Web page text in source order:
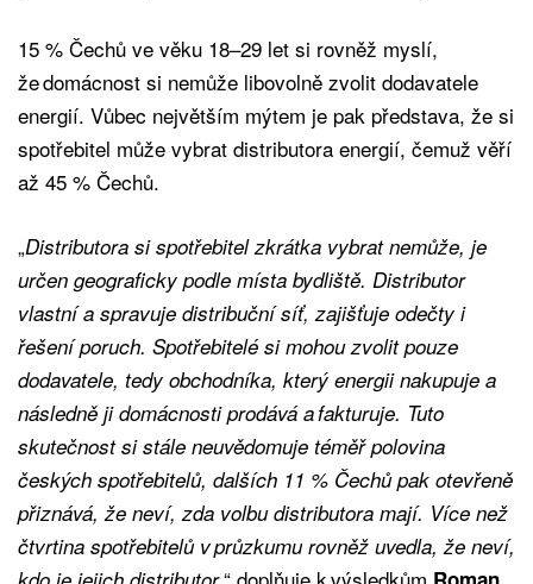
15 % Čechů ve věku 18–29 let si rovněž myslí,
že domácnost si nemůže libovolně zvolit dodavatele
energií. Vůbec největším mýtem je pak představa, že si
spotřebitel může vybrat distributora energií, čemuž věří
až 45 % Čechů.
„Distributora si spotřebitel zkrátka vybrat nemůže, je
určen geograficky podle místa bydliště. Distributor
vlastní a spravuje distribuční síť, zajišťuje odečty i
řešení poruch. Spotřebitelé si mohou zvolit pouze
dodavatele, tedy obchodníka, který energii nakupuje a
následně ji domácnosti prodává a fakturuje. Tuto
skutečnost si stále neuvědomuje téměř polovina
českých spotřebitelů, dalších 11 % Čechů pak otevřeně
přiznává, že neví, zda volbu distributora mají. Více než
čtvrtina spotřebitelů v průzkumu rovněž uvedla, že neví,